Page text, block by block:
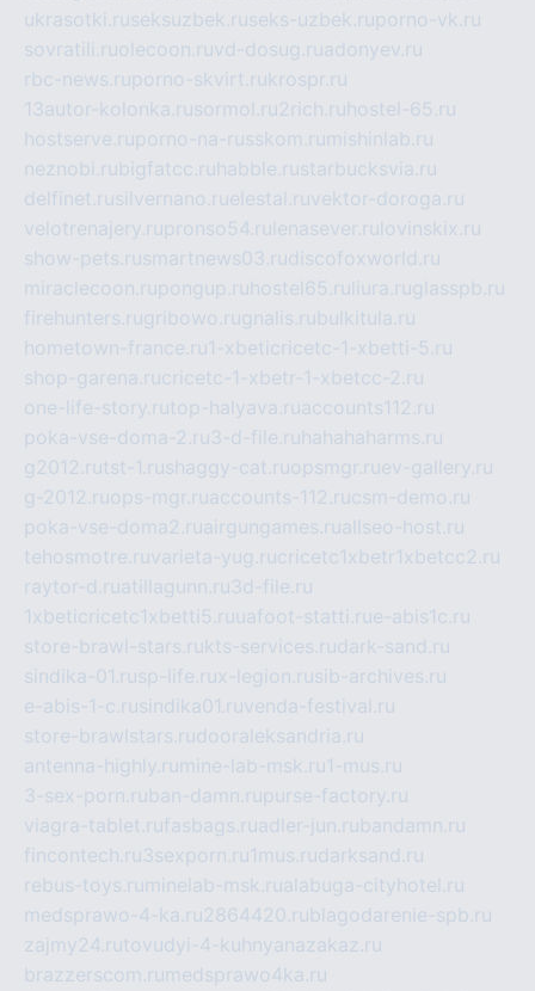
ukrasotki.ruseksuzbek.ruseks-uzbek.ruporno-vk.ru
sovratili.ruolecoon.ruvd-dosug.ruadonyev.ru
rbc-news.ruporno-skvirt.rukrospr.ru
13autor-kolonka.rusormol.ru2rich.ru hostel-65.ru
hostserve.ruporno-na-russkom.ru mishinlab.ru
neznobi.rubigfatcc.ru habble.rustarbucksvia.ru
delfinet.rusilvernano.ruelestal.ruvektor-doroga.ru
velotrenajery.rupronso54.ru lenasever.ru lovinskix.ru
show-pets.rusmartnews03.rudiscofoxworld.ru
miraclecoon.rupongup.ru hostel65.ru liura.ruglasspb.ru
firehunters.rugribowo.rugnalis.rubulkitula.ru
hometown-france.ru1-xbeticricetc-1-xbetti-5.ru
shop-garena.rucricetc-1-xbetr-1-xbetcc-2.ru
one-life-story.rutop-halyava.ruaccounts112.ru
poka-vse-doma-2.ru3-d-file.ru hahahaharms.ru
g2012.rutst-1.rushaggy-cat.ruopsmgr.ruev-gallery.ru
g-2012.ruops-mgr.ruaccounts-112.rucsm-demo.ru
poka-vse-doma2.ruairgungames.ruallseo-host.ru
tehosmotre.ruvarieta-yug.rucricetc1xbetr1xbetcc2.ru
raytor-d.ruatillagunn.ru3d-file.ru
1xbeticricetc1xbetti5.ruuafoot-statti.rue-abis1c.ru
store-brawl-stars.rukts-services.rudark-sand.ru
sindika-01.rusp-life.rux-legion.rusib-archives.ru
e-abis-1-c.rusindika01.ruvenda-festival.ru
store-brawlstars.rudooraleksandria.ru
antenna-highly.ru mine-lab-msk.ru1-mus.ru
3-sex-porn.ruban-damn.rupurse-factory.ru
viagra-tablet.rufasbags.ruadler-jun.rubandamn.ru
fincontech.ru3sexporn.ru1mus.rudarksand.ru
rebus-toys.ru minelab-msk.rualabuga-cityhotel.ru
medsprawo-4-ka.ru2864420.rublagodarenie-spb.ru
zajmy24.rutovudyi-4-kuhnyanazakaz.ru
brazzerscom.ru medsprawo4ka.ru